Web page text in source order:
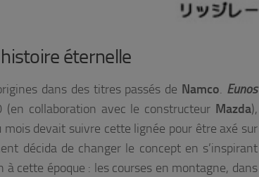
éternelle
dans des titres passés de Namco. Eunos
collaboration avec le constructeur Mazda),
devait suivre cette lignée pour être axé sur
décida de changer le concept en s’inspirant
à cette époque : les courses en montagne, dans